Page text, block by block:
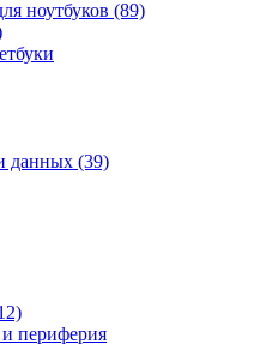
ноутбуков (89)
данных (39)
периферия